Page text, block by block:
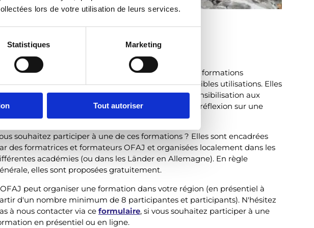
lors de votre utilisation de leurs services.
Statistiques Marketing
Tout autoriser
Formations pédagogiques
et ses organisations partenaires proposent des formations
afin de présenter le matériel et ses possibles utilisations. Elles
d'aborder différents thèmes, tels que la sensibilisation aux
étrangères, l'apprentissage interculturel ou la réflexion sur une
consciente des préjugés.
souhaitez participer à une de ces formations ? Elles sont encadrées
des formatrices et formateurs OFAJ et organisées localement dans les
académies (ou dans les Länder en Allemagne). En règle
elles sont proposées gratuitement.
peut organiser une formation dans votre région (en présentiel à
d'un nombre minimum de 8 participantes et participants). N'hésitez
à nous contacter via ceformulaire, si vous souhaitez participer à une
en présentiel ou en ligne.